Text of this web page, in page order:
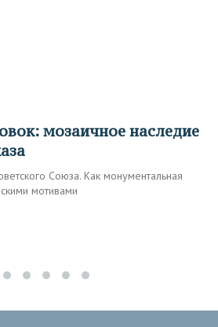
Союза. Как монументальная
мотивами